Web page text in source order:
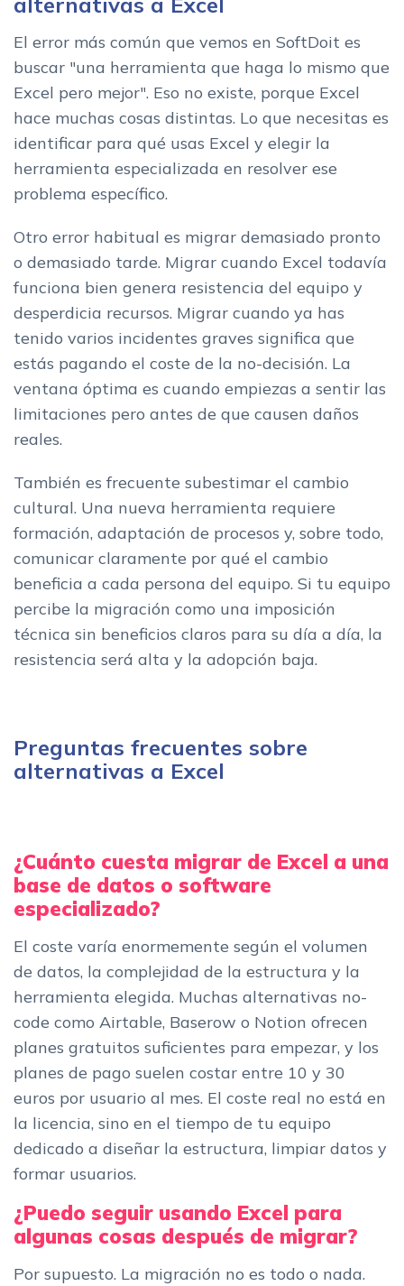
El error más común que vemos en SoftDoit es
buscar "una herramienta que haga lo mismo que
Excel pero mejor". Eso no existe, porque Excel
hace muchas cosas distintas. Lo que necesitas es
identificar para qué usas Excel y elegir la
herramienta especializada en resolver ese
problema específico.
Otro error habitual es migrar demasiado pronto
o demasiado tarde. Migrar cuando Excel todavía
funciona bien genera resistencia del equipo y
desperdicia recursos. Migrar cuando ya has
tenido varios incidentes graves significa que
estás pagando el coste de la no-decisión. La
ventana óptima es cuando empiezas a sentir las
limitaciones pero antes de que causen daños
reales.
También es frecuente subestimar el cambio
cultural. Una nueva herramienta requiere
formación, adaptación de procesos y, sobre todo,
comunicar claramente por qué el cambio
beneficia a cada persona del equipo. Si tu equipo
percibe la migración como una imposición
técnica sin beneficios claros para su día a día, la
resistencia será alta y la adopción baja.
Preguntas frecuentes sobre
alternativas a Excel
¿Cuánto cuesta migrar de Excel a una
base de datos o software
especializado?
El coste varía enormemente según el volumen
de datos, la complejidad de la estructura y la
herramienta elegida. Muchas alternativas no-
code como Airtable, Baserow o Notion ofrecen
planes gratuitos suficientes para empezar, y los
planes de pago suelen costar entre 10 y 30
euros por usuario al mes. El coste real no está en
la licencia, sino en el tiempo de tu equipo
dedicado a diseñar la estructura, limpiar datos y
formar usuarios.
¿Puedo seguir usando Excel para
algunas cosas después de migrar?
Por supuesto. La migración no es todo o nada.